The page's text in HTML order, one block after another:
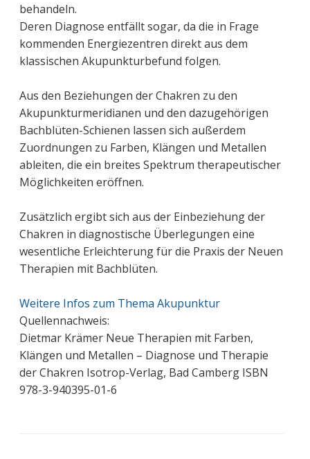
behandeln.
Deren Diagnose entfällt sogar, da die in Frage
kommenden Energiezentren direkt aus dem
klassischen Akupunkturbefund folgen.
Aus den Beziehungen der Chakren zu den
Akupunkturmeridianen und den dazugehörigen
Bachblüten-Schienen lassen sich außerdem
Zuordnungen zu Farben, Klängen und Metallen
ableiten, die ein breites Spektrum therapeutischer
Möglichkeiten eröffnen.
Zusätzlich ergibt sich aus der Einbeziehung der
Chakren in diagnostische Überlegungen eine
wesentliche Erleichterung für die Praxis der Neuen
Therapien mit Bachblüten.
Weitere Infos zum Thema Akupunktur
Quellennachweis:
Dietmar Krämer Neue Therapien mit Farben,
Klängen und Metallen – Diagnose und Therapie
der Chakren Isotrop-Verlag, Bad Camberg ISBN
978-3-940395-01-6